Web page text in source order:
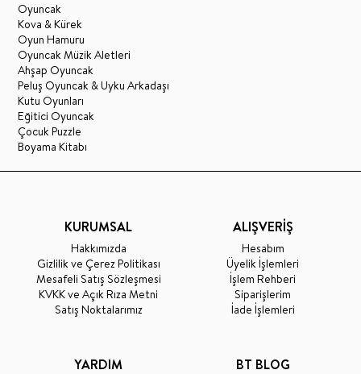
Oyuncak
Kova & Kürek
Oyun Hamuru
Oyuncak Müzik Aletleri
Ahşap Oyuncak
Peluş Oyuncak & Uyku Arkadaşı
Kutu Oyunları
Eğitici Oyuncak
Çocuk Puzzle
Boyama Kitabı
KURUMSAL
Hakkımızda
Gizlilik ve Çerez Politikası
Mesafeli Satış Sözleşmesi
KVKK ve Açık Rıza Metni
Satış Noktalarımız
ALIŞVERİŞ
Hesabım
Üyelik İşlemleri
İşlem Rehberi
Siparişlerim
İade İşlemleri
YARDIM BT BLOG